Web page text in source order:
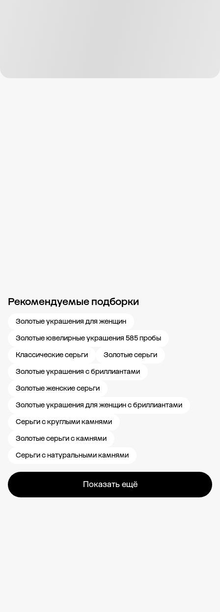
Рекомендуемые подборки
Золотые украшения для женщин
Золотые ювелирные украшения 585 пробы
Классические серьги
Золотые серьги
Золотые украшения с бриллиантами
Золотые женские серьги
Золотые украшения для женщин с бриллиантами
Серьги с круглыми камнями
Золотые серьги с камнями
Серьги с натуральными камнями
Показать ещё
Новости компании Журнал ЗОЛОТОЙ Блог